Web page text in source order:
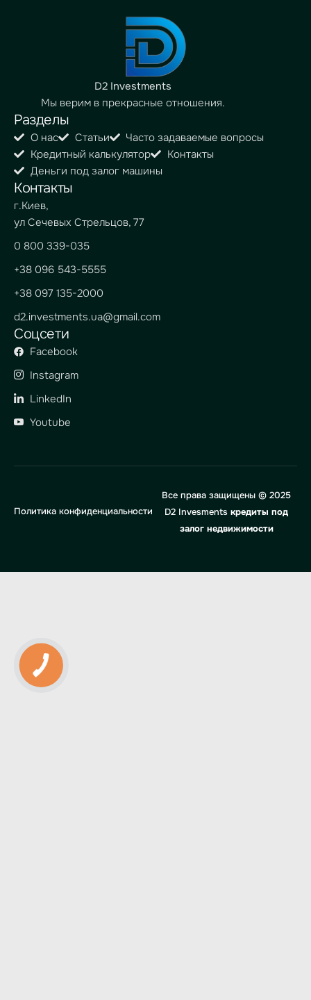
D2 Investments
Мы верим в прекрасные отношения.
Разделы
О нас Статьи
Часто задаваемые вопросы
Кредитный калькулятор
Контакты
Деньги под залог машины
Контакты
г.Киев,
ул Сечевых Стрельцов, 77
0 800 339-035
+38 096 543-5555
+38 097 135-2000
d2.investments.ua@gmail.com
Соцсети
Facebook
Instagram
LinkedIn
Youtube
Все права защищены © 2025
D2 Invesments кредиты под
залог недвижимости
Политика конфиденциальности